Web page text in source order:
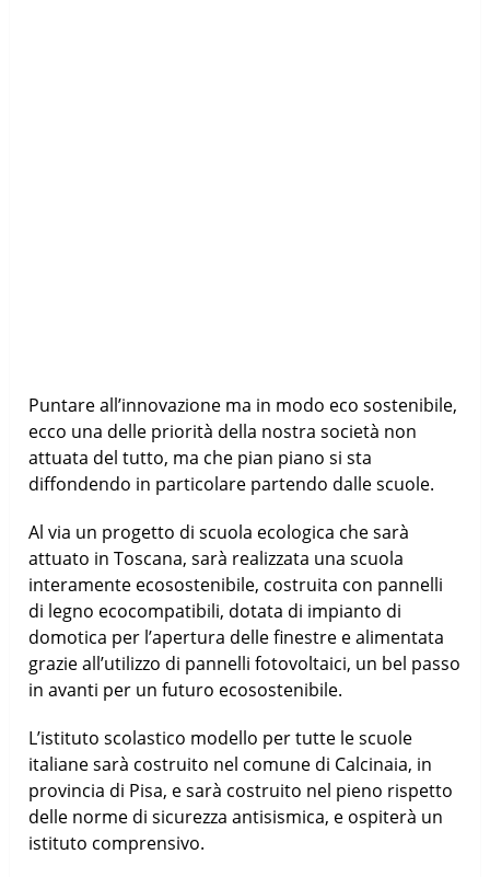
Puntare all’innovazione ma in modo eco sostenibile,
ecco una delle priorità della nostra società non
attuata del tutto, ma che pian piano si sta
diffondendo in particolare partendo dalle scuole.
Al via un progetto di scuola ecologica che sarà
attuato in Toscana, sarà realizzata una scuola
interamente ecosostenibile, costruita con pannelli
di legno ecocompatibili, dotata di impianto di
domotica per l’apertura delle finestre e alimentata
grazie all’utilizzo di pannelli fotovoltaici, un bel passo
in avanti per un futuro ecosostenibile.
L’istituto scolastico modello per tutte le scuole
italiane sarà costruito nel comune di Calcinaia, in
provincia di Pisa, e sarà costruito nel pieno rispetto
delle norme di sicurezza antisismica, e ospiterà un
istituto comprensivo.